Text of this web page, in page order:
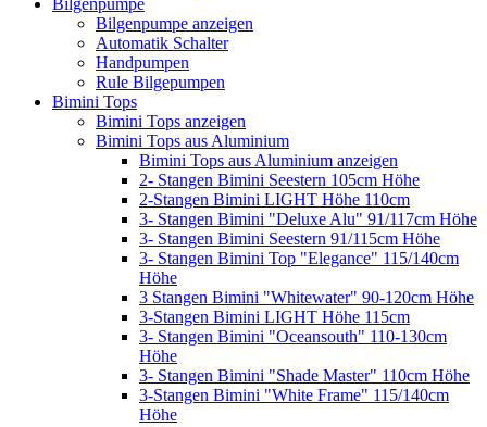
Bilgenpumpe anzeigen
Automatik Schalter
Handpumpen
Rule Bilgepumpen
Bimini Tops
Bimini Tops anzeigen
Bimini Tops aus Aluminium
Bimini Tops aus Aluminium anzeigen
2- Stangen Bimini Seestern 105cm Höhe
2-Stangen Bimini LIGHT Höhe 110cm
3- Stangen Bimini "Deluxe Alu" 91/117cm Höhe
3- Stangen Bimini Seestern 91/115cm Höhe
3- Stangen Bimini Top "Elegance" 115/140cm
Höhe
3 Stangen Bimini "Whitewater" 90-120cm Höhe
3-Stangen Bimini LIGHT Höhe 115cm
3- Stangen Bimini "Oceansouth" 110-130cm
Höhe
3- Stangen Bimini "Shade Master" 110cm Höhe
3-Stangen Bimini "White Frame" 115/140cm
Höhe